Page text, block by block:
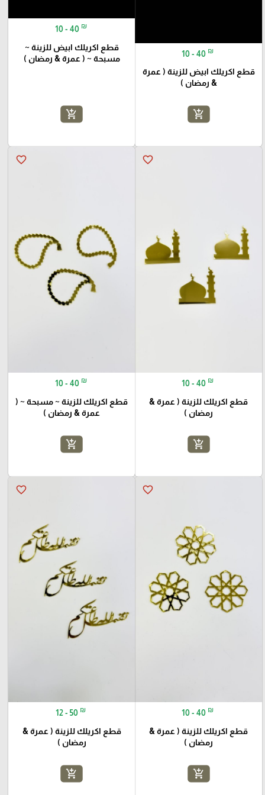
10 - 40 ₪
قطع اكريلك ابيض للزينة ( عمرة
& رمضان )
add_shopping_cart
10 - 40 ₪
قطع اكريلك ابيض للزينة ~
مسبحة ~ ( عمرة & رمضان )
add_shopping_cart
favorite_border
10 - 40 ₪
قطع اكريلك للزينة ( عمرة &
رمضان )
add_shopping_cart
favorite_border
10 - 40 ₪
قطع اكريلك للزينة ~ مسبحة ~ (
عمرة & رمضان )
add_shopping_cart
favorite_border
10 - 40 ₪
قطع اكريلك للزينة ( عمرة &
رمضان )
add_shopping_cart
favorite_border
12 - 50 ₪
قطع اكريلك للزينة ( عمرة &
رمضان )
add_shopping_cart